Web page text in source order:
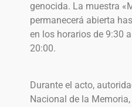
genocida. La muestra
permanecerá abierta
en los horarios de 9:30
20:00.
Durante el acto,
Nacional de la